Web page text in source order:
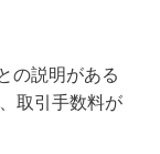
の説明がある
取引手数料が